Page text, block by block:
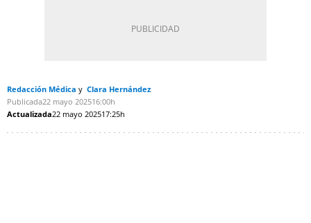
Redacción Médica
Clara Hernández
Publicada22 mayo 202516:00h
Actualizada22 mayo 202517:25h